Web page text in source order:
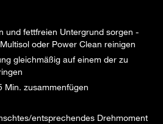
und fettfreien Untergrund sorgen -
oder Power Clean reinigen
gleichmäßig auf einem der zu
Min. zusammenfügen
entsprechendes Drehmoment